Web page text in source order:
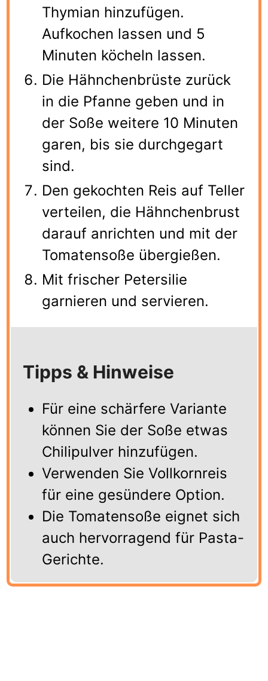
Thymian hinzufügen.
Aufkochen lassen und 5
Minuten köcheln lassen.
Die Hähnchenbrüste zurück
in die Pfanne geben und in
der Soße weitere 10 Minuten
garen, bis sie durchgegart
sind.
Den gekochten Reis auf Teller
verteilen, die Hähnchenbrust
darauf anrichten und mit der
Tomatensoße übergießen.
Mit frischer Petersilie
garnieren und servieren.
Tipps & Hinweise
Für eine schärfere Variante
können Sie der Soße etwas
Chilipulver hinzufügen.
Verwenden Sie Vollkornreis
für eine gesündere Option.
Die Tomatensoße eignet sich
auch hervorragend für Pasta-
Gerichte.